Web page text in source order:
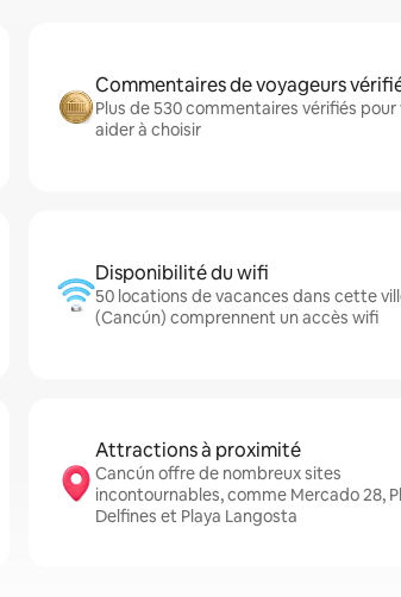
Commentaires de voyageurs
Plus de 530 commentaires vérifiés pour
aider à choisir
Disponibilité du wifi
50 locations de vacances dans cette
(Cancún) comprennent un accès wifi
Attractions à proximité
Cancún offre de nombreux sites
incontournables, comme Mercado 28,
Delfines et Playa Langosta